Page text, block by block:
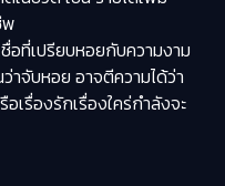
พ
ที่เปรียบหอยกับความงาม
จับหอย อาจตีความได้ว่า
รื่องรักเรื่องใคร่กำลังจะ